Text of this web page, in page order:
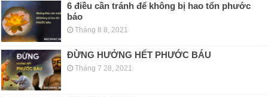
6 điều cần tránh để không bị hao tổn phước
báo
Tháng 8 8, 2021
ĐỪNG HƯỞNG HẾT PHƯỚC BÁU
Tháng 7 28, 2021